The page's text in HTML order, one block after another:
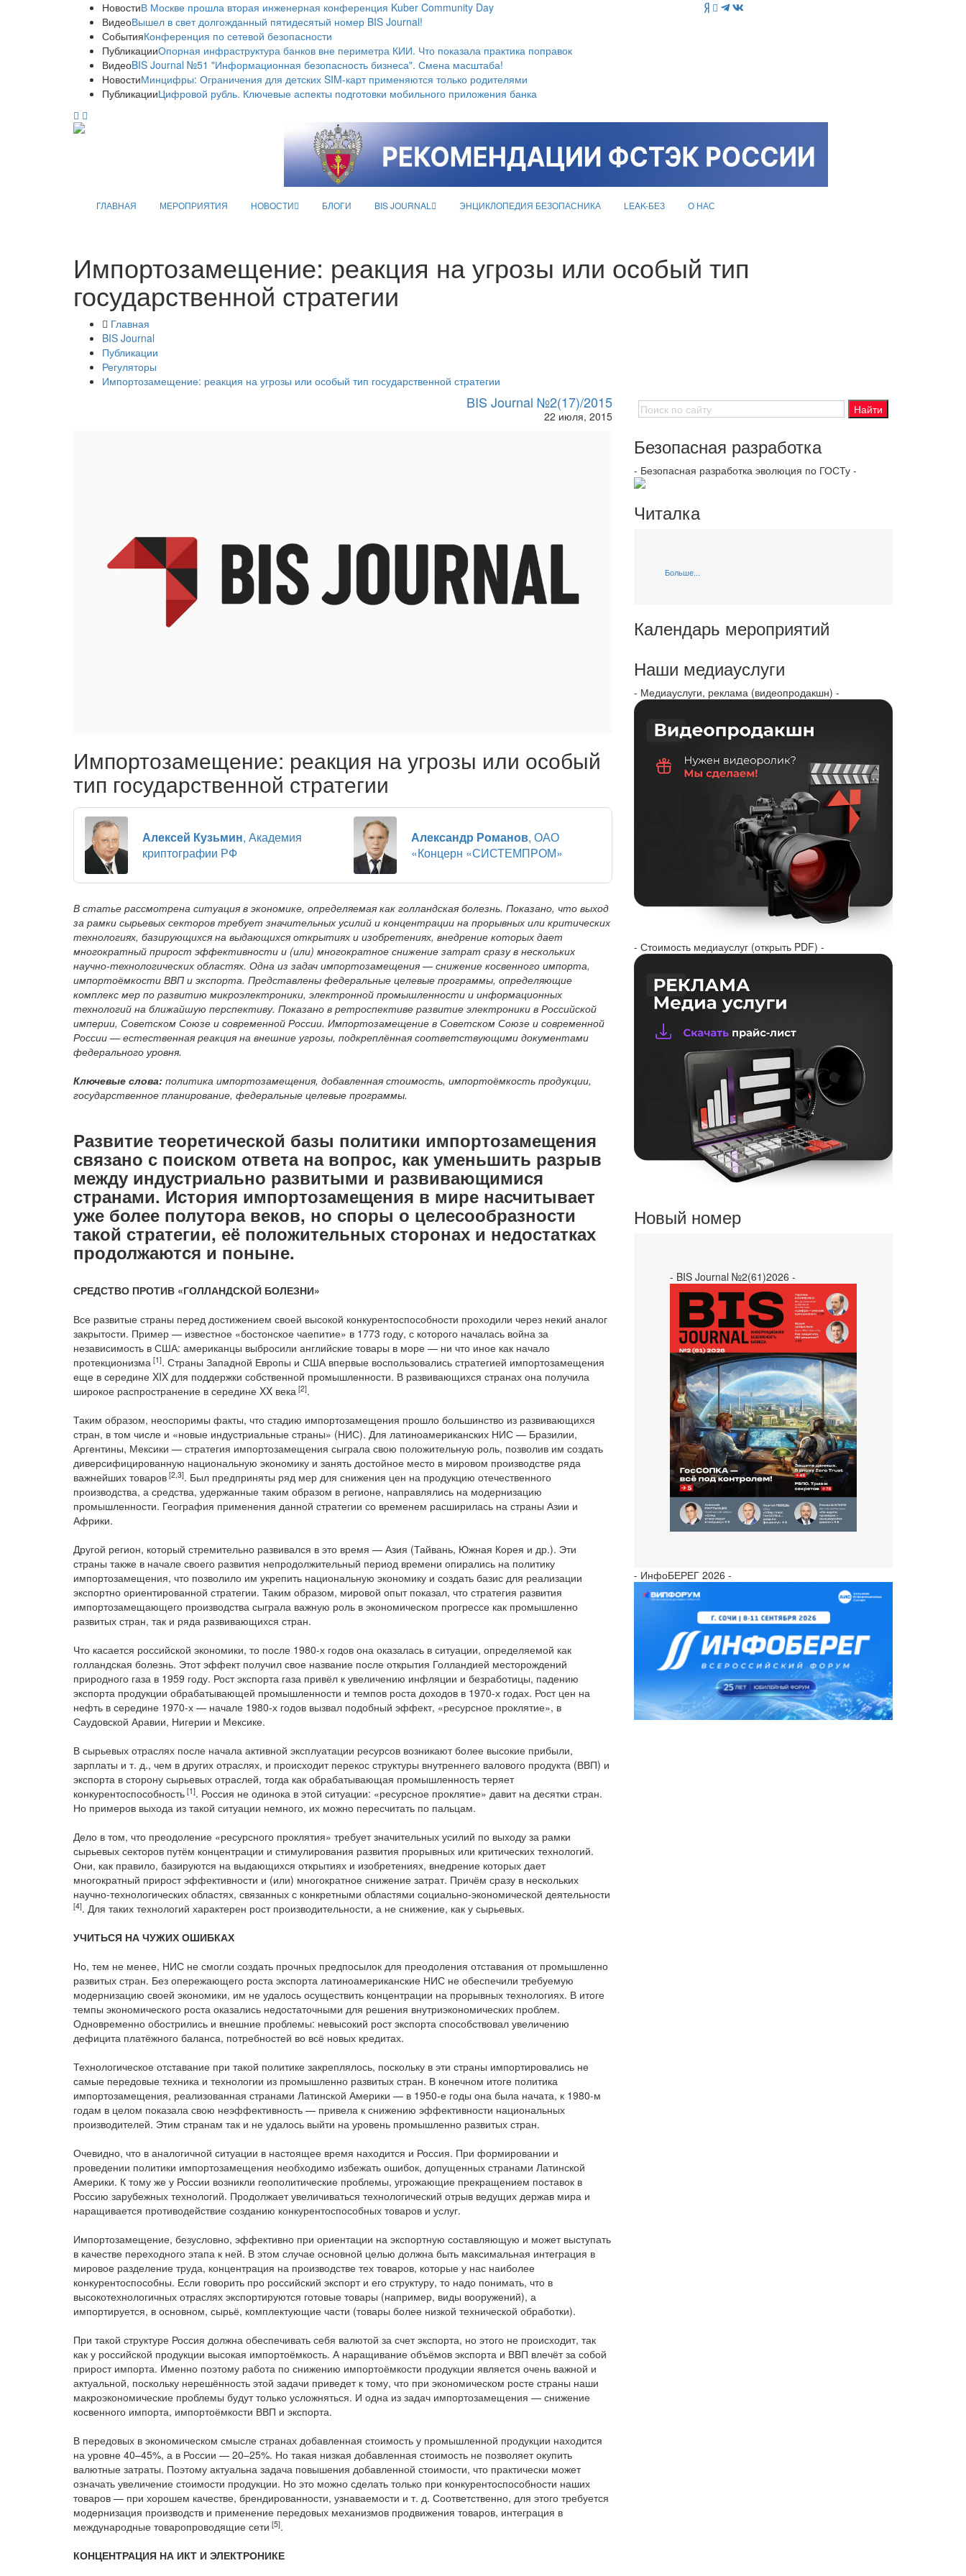
НовостиВ Москве прошла вторая инженерная конференция Kuber Community Day
ВидеоВышел в свет долгожданный пятидесятый номер BIS Journal!
СобытияКонференция по сетевой безопасности
ПубликацииОпорная инфраструктура банков вне периметра КИИ. Что показала практика поправок
ВидеоBIS Journal №51 "Информационная безопасность бизнеса". Смена масштаба!
НовостиМинцифры: Ограничения для детских SIM-карт применяются только родителями
ПубликацииЦифровой рубль. Ключевые аспекты подготовки мобильного приложения банка
ГЛАВНАЯ МЕРОПРИЯТИЯ НОВОСТИ БЛОГИ BIS JOURNAL ЭНЦИКЛОПЕДИЯ БЕЗОПАСНИКА LEAK-БЕЗ О НАС
Импортозамещение: реакция на угрозы или особый тип
государственной стратегии
Главная
BIS Journal
Публикации
Регуляторы
Импортозамещение: реакция на угрозы или особый тип государственной стратегии
BIS Journal №2(17)/2015
22 июля, 2015
Импортозамещение: реакция на угрозы или особый
тип государственной стратегии
Алексей Кузьмин, Академия
криптографии РФ
Александр Романов, ОАО
«Концерн «СИСТЕМПРОМ»
В статье рассмотрена ситуация в экономике, определяемая как голландская болезнь. Показано, что выход
за рамки сырьевых секторов требует значительных усилий и концентрации на прорывных или критических
технологиях, базирующихся на выдающихся открытиях и изобретениях, внедрение которых дает
многократный прирост эффективности и (или) многократное снижение затрат сразу в нескольких
научно-технологических областях. Одна из задач импортозамещения — снижение косвенного импорта,
импортоёмкости ВВП и экспорта. Представлены федеральные целевые программы, определяющие
комплекс мер по развитию микроэлектроники, электронной промышленности и информационных
технологий на ближайшую перспективу. Показано в ретроспективе развитие электроники в Российской
империи, Советском Союзе и современной России. Импортозамещение в Советском Союзе и современной
России — естественная реакция на внешние угрозы, подкреплённая соответствующими документами
федерального уровня.
Ключевые слова: политика импортозамещения, добавленная стоимость, импортоёмкость продукции,
государственное планирование, федеральные целевые программы.
Развитие теоретической базы политики импортозамещения
связано с поиском ответа на вопрос, как уменьшить разрыв
между индустриально развитыми и развивающимися
странами. История импортозамещения в мире насчитывает
уже более полутора веков, но споры о целесообразности
такой стратегии, её положительных сторонах и недостатках
продолжаются и поныне.
СРЕДСТВО ПРОТИВ «ГОЛЛАНДСКОЙ БОЛЕЗНИ»
Все развитые страны перед достижением своей высокой конкурентоспособности проходили через некий аналог
закрытости. Пример — известное «бостонское чаепитие» в 1773 году, с которого началась война за
независимость в США: американцы выбросили английские товары в море — ни что иное как начало
протекционизма [1]. Страны Западной Европы и США впервые воспользовались стратегией импортозамещения
еще в середине XIX для поддержки собственной промышленности. В развивающихся странах она получила
широкое распространение в середине XX века [2].
Таким образом, неоспоримы факты, что стадию импортозамещения прошло большинство из развивающихся
стран, в том числе и «новые индустриальные страны» (НИС). Для латиноамериканских НИС — Бразилии,
Аргентины, Мексики — стратегия импортозамещения сыграла свою положительную роль, позволив им создать
диверсифицированную национальную экономику и занять достойное место в мировом производстве ряда
важнейших товаров [2,3]. Был предприняты ряд мер для снижения цен на продукцию отечественного
производства, а средства, удержанные таким образом в регионе, направлялись на модернизацию
промышленности. География применения данной стратегии со временем расширилась на страны Азии и
Африки.
Другой регион, который стремительно развивался в это время — Азия (Тайвань, Южная Корея и др.). Эти
страны также в начале своего развития непродолжительный период времени опирались на политику
импортозамещения, что позволило им укрепить национальную экономику и создать базис для реализации
экспортно ориентированной стратегии. Таким образом, мировой опыт показал, что стратегия развития
импортозамещающего производства сыграла важную роль в экономическом прогрессе как промышленно
развитых стран, так и ряда развивающихся стран.
Что касается российской экономики, то после 1980-х годов она оказалась в ситуации, определяемой как
голландская болезнь. Этот эффект получил свое название после открытия Голландией месторождений
природного газа в 1959 году. Рост экспорта газа привёл к увеличению инфляции и безработицы, падению
экспорта продукции обрабатывающей промышленности и темпов роста доходов в 1970-х годах. Рост цен на
нефть в середине 1970-х — начале 1980-х годов вызвал подобный эффект, «ресурсное проклятие», в
Саудовской Аравии, Нигерии и Мексике.
В сырьевых отраслях после начала активной эксплуатации ресурсов возникают более высокие прибыли,
зарплаты и т. д., чем в других отраслях, и происходит перекос структуры внутреннего валового продукта (ВВП) и
экспорта в сторону сырьевых отраслей, тогда как обрабатывающая промышленность теряет
конкурентоспособность [1]. Россия не одинока в этой ситуации: «ресурсное проклятие» давит на десятки стран.
Но примеров выхода из такой ситуации немного, их можно пересчитать по пальцам.
Дело в том, что преодоление «ресурсного проклятия» требует значительных усилий по выходу за рамки
сырьевых секторов путём концентрации и стимулирования развития прорывных или критических технологий.
Они, как правило, базируются на выдающихся открытиях и изобретениях, внедрение которых дает
многократный прирост эффективности и (или) многократное снижение затрат. Причём сразу в нескольких
научно-технологических областях, связанных с конкретными областями социально-экономической деятельности
[4]. Для таких технологий характерен рост производительности, а не снижение, как у сырьевых.
УЧИТЬСЯ НА ЧУЖИХ ОШИБКАХ
Но, тем не менее, НИС не смогли создать прочных предпосылок для преодоления отставания от промышленно
развитых стран. Без опережающего роста экспорта латиноамериканские НИС не обеспечили требуемую
модернизацию своей экономики, им не удалось осуществить концентрации на прорывных технологиях. В итоге
темпы экономического роста оказались недостаточными для решения внутриэкономических проблем.
Одновременно обострились и внешние проблемы: невысокий рост экспорта способствовал увеличению
дефицита платёжного баланса, потребностей во всё новых кредитах.
Технологическое отставание при такой политике закреплялось, поскольку в эти страны импортировались не
самые передовые техника и технологии из промышленно развитых стран. В конечном итоге политика
импортозамещения, реализованная странами Латинской Америки — в 1950-е годы она была начата, к 1980-м
годам в целом показала свою неэффективность — привела к снижению эффективности национальных
производителей. Этим странам так и не удалось выйти на уровень промышленно развитых стран.
Очевидно, что в аналогичной ситуации в настоящее время находится и Россия. При формировании и
проведении политики импортозамещения необходимо избежать ошибок, допущенных странами Латинской
Америки. К тому же у России возникли геополитические проблемы, угрожающие прекращением поставок в
Россию зарубежных технологий. Продолжает увеличиваться технологический отрыв ведущих держав мира и
наращивается противодействие созданию конкурентоспособных товаров и услуг.
Импортозамещение, безусловно, эффективно при ориентации на экспортную составляющую и может выступать
в качестве переходного этапа к ней. В этом случае основной целью должна быть максимальная интеграция в
мировое разделение труда, концентрация на производстве тех товаров, которые у нас наиболее
конкурентоспособны. Если говорить про российский экспорт и его структуру, то надо понимать, что в
высокотехнологичных отраслях экспортируются готовые товары (например, виды вооружений), а
импортируется, в основном, сырьё, комплектующие части (товары более низкой технической обработки).
При такой структуре Россия должна обеспечивать себя валютой за счет экспорта, но этого не происходит, так
как у российской продукции высокая импортоёмкость. А наращивание объёмов экспорта и ВВП влечёт за собой
прирост импорта. Именно поэтому работа по снижению импортоёмкости продукции является очень важной и
актуальной, поскольку нерешённость этой задачи приведет к тому, что при экономическом росте страны наши
макроэкономические проблемы будут только усложняться. И одна из задач импортозамещения — снижение
косвенного импорта, импортоёмкости ВВП и экспорта.
В передовых в экономическом смысле странах добавленная стоимость у промышленной продукции находится
на уровне 40–45%, а в России — 20–25%. Но такая низкая добавленная стоимость не позволяет окупить
валютные затраты. Поэтому актуальна задача повышения добавленной стоимости, что практически может
означать увеличение стоимости продукции. Но это можно сделать только при конкурентоспособности наших
товаров — при хорошем качестве, брендированности, узнаваемости и т. д. Соответственно, для этого требуется
модернизация производств и применение передовых механизмов продвижения товаров, интеграция в
международные товаропроводящие сети [5].
КОНЦЕНТРАЦИЯ НА ИКТ И ЭЛЕКТРОНИКЕ
Безопасная разработка
- Безопасная разработка эволюция по ГОСТу -
Читалка
Больше...
Календарь мероприятий
Наши медиауслуги
- Медиауслуги, реклама (видеопродакшн) -
- Стоимость медиауслуг (открыть PDF) -
Новый номер
- BIS Journal №2(61)2026 -
- ИнфоБЕРЕГ 2026 -